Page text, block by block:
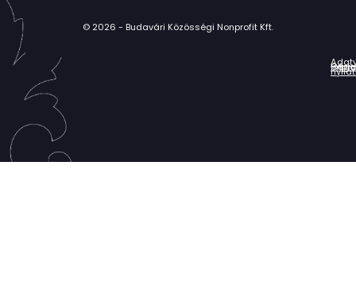
© 2026 - Budavári Közösségi Nonprofit Kft.